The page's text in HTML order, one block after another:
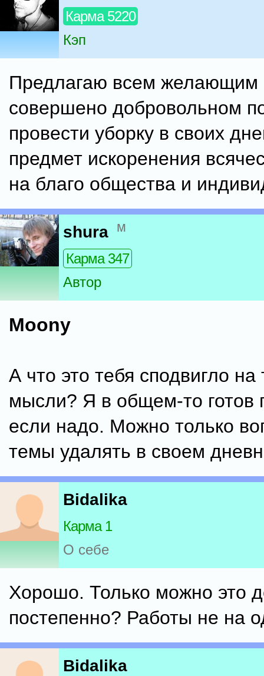
Карма 5220
Кэп
Предлагаю всем желающим
совершено добровольном
провести уборку в своих
предмет искоренения
на благо общества и
shura м
Карма 347
Автор
Moony
А что это тебя сподвигло на
мысли? Я в общем-то готов
если надо. Можно только
темы удалять в своем
Bidalika
Карма 1
О себе
Хорошо. Только можно это
постепенно? Работы не на
Bidalika